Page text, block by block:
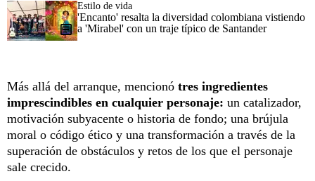
Estilo de vida
'Encanto' resalta la diversidad colombiana vistiendo
a 'Mirabel' con un traje típico de Santander
Más allá del arranque, mencionó tres ingredientes
imprescindibles en cualquier personaje: un catalizador,
motivación subyacente o historia de fondo; una brújula
moral o código ético y una transformación a través de la
superación de obstáculos y retos de los que el personaje
sale crecido.